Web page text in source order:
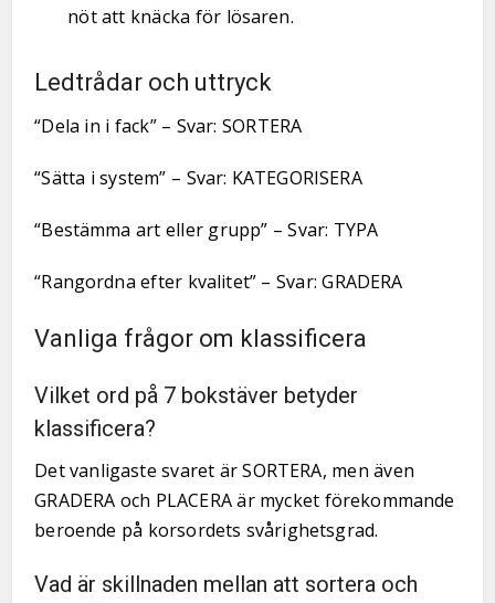
nöt att knäcka för lösaren.
Ledtrådar och uttryck
“Dela in i fack” – Svar: SORTERA
“Sätta i system” – Svar: KATEGORISERA
“Bestämma art eller grupp” – Svar: TYPA
“Rangordna efter kvalitet” – Svar: GRADERA
Vanliga frågor om klassificera
Vilket ord på 7 bokstäver betyder
klassificera?
Det vanligaste svaret är SORTERA, men även
GRADERA och PLACERA är mycket förekommande
beroende på korsordets svårighetsgrad.
Vad är skillnaden mellan att sortera och